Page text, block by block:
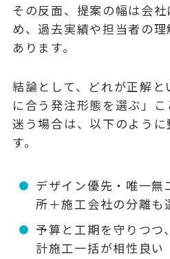
その反面、提案の幅は会
め、過去実績や担当者の
あります。
結論として、どれが正解
に合う発注形態を選ぶ」
迷う場合は、以下のよう
す。
デザイン優先・唯一無
所＋施工会社の分離も
予算と工期を守りつつ
計施工一括が相性良い